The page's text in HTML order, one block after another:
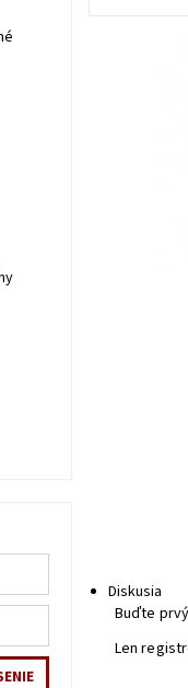
Diskusia
Buďte
Len